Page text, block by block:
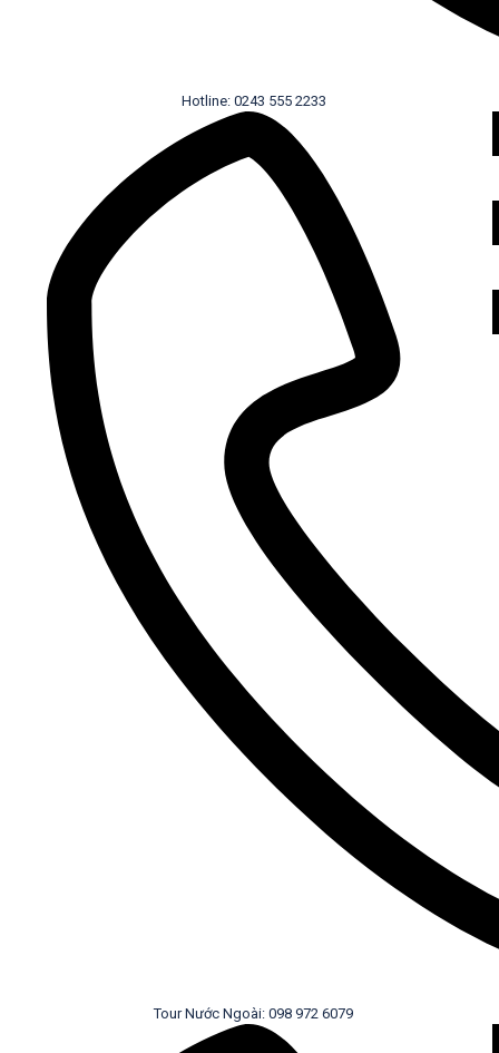
Hotline: 0243 555 2233
Tour Nước Ngoài: 098 972 6079